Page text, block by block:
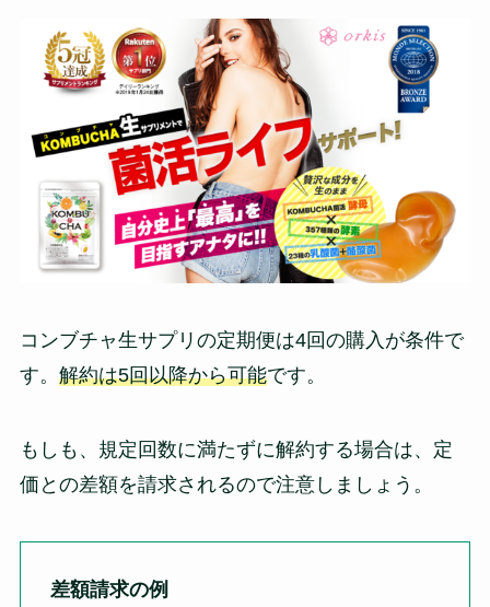
コンブチャ生サプリの定期便は4回の購入が条件で
す。 解約は5回以降から可能です。
もしも、規定回数に満たずに解約する場合は、定
価との差額を請求されるので注意しましょう。
差額請求の例